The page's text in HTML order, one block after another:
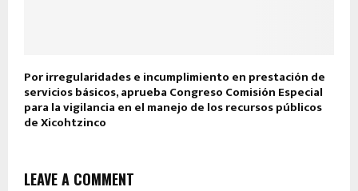
Por irregularidades e incumplimiento en prestación de
servicios básicos, aprueba Congreso Comisión Especial
para la vigilancia en el manejo de los recursos públicos
de Xicohtzinco
LEAVE A COMMENT